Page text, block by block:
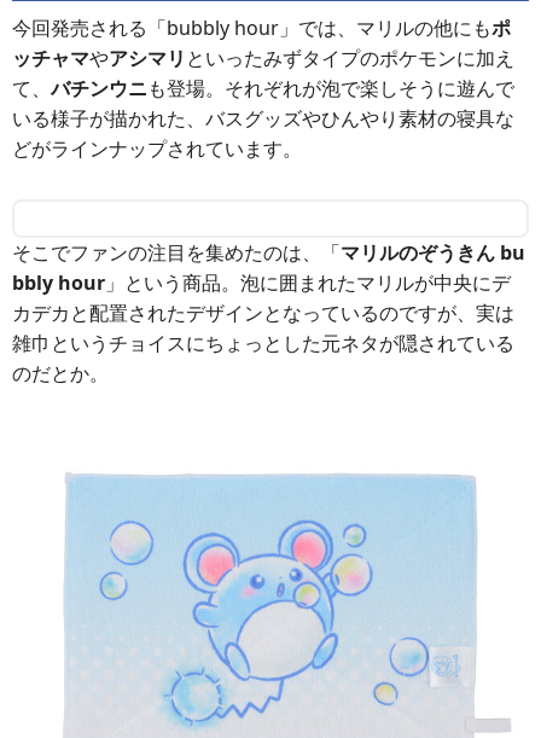
今回発売される「bubbly hour」では、マリルの他にもポ
ッチャマやアシマリ といったみずタイプのポケモンに加え
て、バチンウニも登場。それぞれが泡で楽しそうに遊んで
いる様子が描かれた、バスグッズやひんやり素材の寝具な
どがラインナップされています。
そこでファンの注目を集めたのは、「マリルのぞうきん bu
bbly hour 」という商品。泡に囲まれたマリルが中央にデ
カデカと配置されたデザインとなっているのですが、実は
雑巾というチョイスにちょっとした元ネタが隠されている
のだとか。